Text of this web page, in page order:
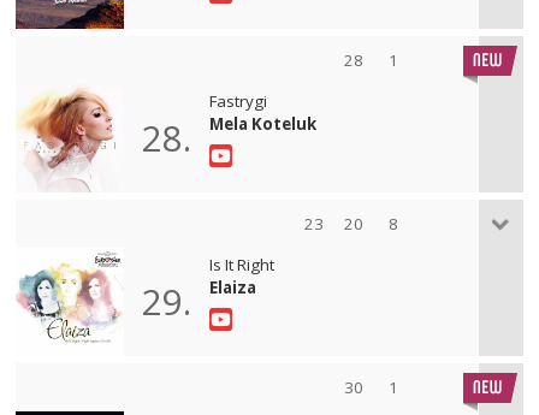
28 1
28.
Fastrygi
Mela Koteluk
23 20 8
29.
Is It Right
Elaiza
30 1